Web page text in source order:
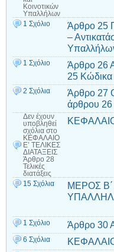
Κοινοτικών
Υπαλλήλων
1 Σχόλιο
Άρθρο 25
–
1 Σχόλιο
Άρθρο 26
25
2 Σχόλια
Άρθρο 27
άρθρου 26
Δεν έχουν
υποβληθεί
σχόλια στο
ΚΕΦΑΛΑΙΟ
Ε’ ΤΕΛΙΚΕΣ
ΔΙΑΤΑΞΕΙΣ
Άρθρο 28
Τελικές
διατάξεις
ΚΕΦΑΛΑΙΟ
15 Σχόλια
ΜΕΡΟΣ
1 Σχόλιο Άρθρο 30
6 Σχόλια